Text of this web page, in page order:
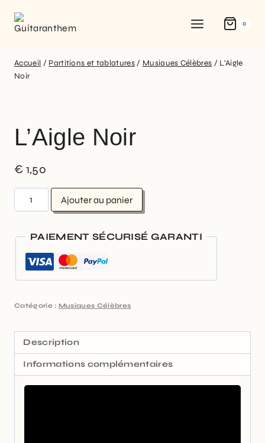
0
Accueil / Partitions et tablatures / Musiques Célèbres / L’Aigle
Noir
L’Aigle Noir
€ 1,50
Ajouter au panier
PAIEMENT SÉCURISÉ GARANTI
Catégorie : Musiques Célèbres
Description
Informations complémentaires